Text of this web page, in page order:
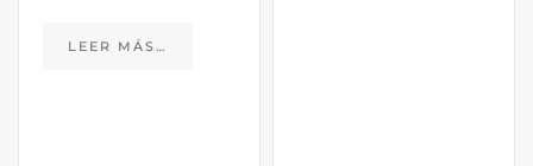
LEER MÁS…